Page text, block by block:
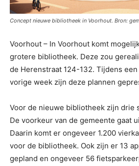
Concept nieuwe bibliotheek in Voorhout. Bron:
Voorhout – In Voorhout komt
grotere bibliotheek. Deze zou
de Herenstraat 124-132. Tijdens
vorige week zijn deze plannen
Voor de nieuwe bibliotheek zijn drie
De voorkeur van de gemeente gaat
Daarin komt er ongeveer 1.200
voor de bibliotheek. Ook zijn er 13
gepland en ongeveer 56